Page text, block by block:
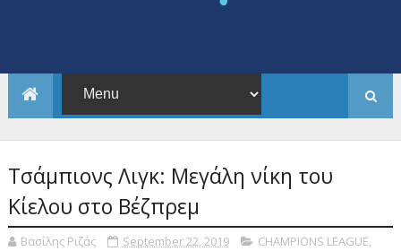
Τσάμπιονς Λιγκ: Μεγάλη νίκη του
Κίελου στο Βέζπρεμ
Βασίλης Ριζάς September 22, 2019 CHAMPIONS LEAGUE,